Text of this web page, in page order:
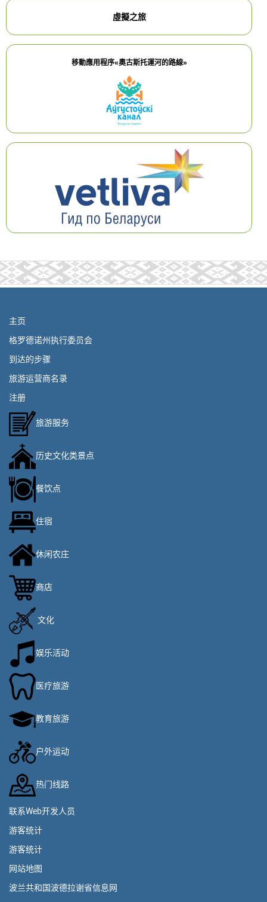
虛擬之旅
移動應用程序«奧古斯托運河的路線»
主页
格罗德诺州执行委员会
到达的步骤
旅游运营商名录
注册
旅游服务
历史文化类景点
餐饮点
住宿
休闲农庄
商店
文化
娱乐活动
医疗旅游
教育旅游
户外运动
热门线路
联系Web开发人员
游客统计
游客统计
网站地图
波兰共和国波德拉谢省信息网